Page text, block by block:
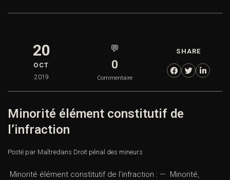
20
OCT
2019
💬
0
Commentaire
SHARE
Minorité élément constitutif de
l’infraction
Posté par Maîtredans Droit pénal des mineurs
Minorité élément constitutif de l’infraction : — Minorité,